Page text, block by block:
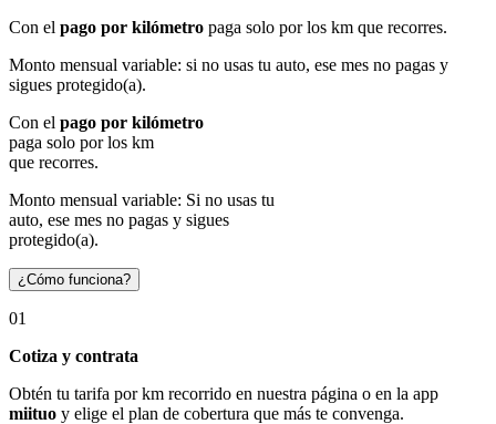
Con el pago por kilómetro paga solo por los km que recorres.
Monto mensual variable: si no usas tu auto, ese mes no pagas y
sigues protegido(a).
Con el pago por kilómetro
paga solo por los km
que recorres.
Monto mensual variable: Si no usas tu
auto, ese mes no pagas y sigues
protegido(a).
¿Cómo funciona?
01
Cotiza y contrata
Obtén tu tarifa por km recorrido en nuestra página o en la app
miituo y elige el plan de cobertura que más te convenga.